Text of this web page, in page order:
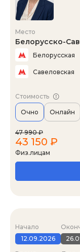
Место
Белорусско-
Белорусская
Савеловская
Стоимость
Очно Онлайн
47 990 ₽
43 150 ₽
Физ.лицам
Начало
12.09.2026